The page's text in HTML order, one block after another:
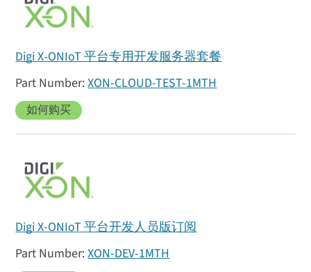
Digi X-ONIoT 平台专用开发服务器套餐
XON-CLOUD-TEST-1MTH
如何购买
Digi X-ONIoT 平台开发人员版订阅
XON-DEV-1MTH